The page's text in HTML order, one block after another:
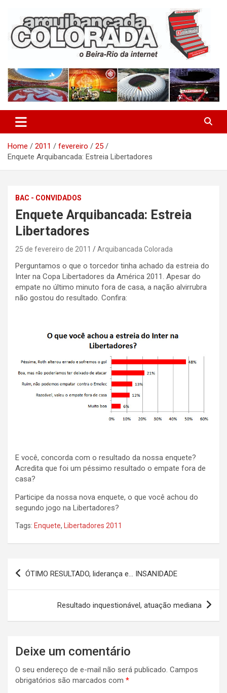
content
Arquibancada Colorada
Home 2011 fevereiro
25
Enquete Arquibancada: Estreia Libertadores
BAC - CONVIDADOS
Enquete Arquibancada: Estreia
Libertadores
25 de fevereiro de 2011 Arquibancada Colorada
Perguntamos o que o torcedor tinha achado da estreia do
Inter na Copa Libertadores da América 2011. Apesar do
empate no último minuto fora de casa, a nação alvirrubra
não gostou do resultado. Confira:
E você, concorda com o resultado da nossa enquete?
Acredita que foi um péssimo resultado o empate fora de
casa?
Participe da nossa nova enquete, o que você achou do
segundo jogo na Libertadores?
Tags: Enquete, Libertadores 2011
Navegação
ÓTIMO RESULTADO, liderança e… INSANIDADE
Resultado inquestionável, atuação mediana
Deixe um comentário
O seu endereço de e-mail não será publicado. Campos
obrigatórios são marcados com *